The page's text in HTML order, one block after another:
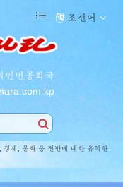
인민공화국
조선어
경제, 문화 등 전반에 대한 유익한